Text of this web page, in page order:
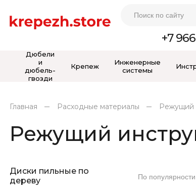
+7
Дюбели
и
дюбель-
гвозди
Крепеж
Инженерные
системы
Главная Расходные материалы Режущий
Режущий
Диски пильные по
дереву
По популярности